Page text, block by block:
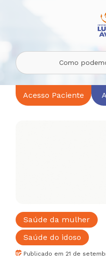
Como
Acesso Paciente
Saúde da mulher
Saúde do idoso
Publicado em 21 de